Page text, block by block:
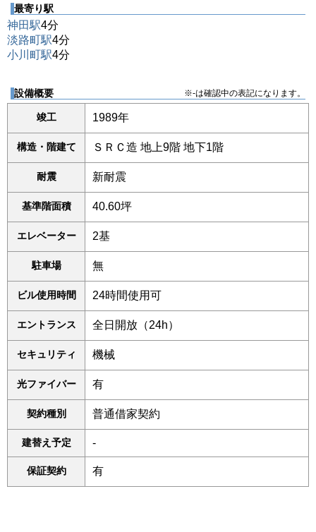
最寄り駅
神田駅4分
淡路町駅4分
小川町駅4分
設備概要 ※-は確認中の表記になります。
竣工 1989年
構造・階建て ＳＲＣ造 地上9階 地下1階
耐震 新耐震
基準階面積 40.60坪
エレベーター 2基
駐車場 無
ビル使用時間 24時間使用可
エントランス 全日開放（24h）
セキュリティ 機械
光ファイバー 有
契約種別 普通借家契約
建替え予定 -
保証契約 有